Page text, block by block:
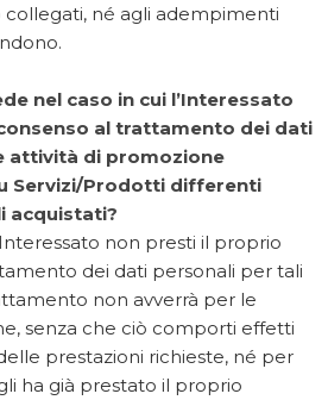
collegati, né agli adempimenti
nel caso in cui l’Interessato
al trattamento dei dati
attività di promozione
Servizi/Prodotti differenti
acquistati?
non presti il proprio
dei dati personali per tali
non avverrà per le
senza che ciò comporti effetti
prestazioni richieste, né per
ha già prestato il proprio